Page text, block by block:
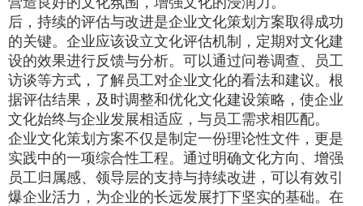
后，持续的评估与改进是企业文化策划方案取得成功
的关键。企业应该设立文化评估机制，定期对文化建
设的效果进行反馈与分析。可以通过问卷调查、员工
访谈等方式，了解员工对企业文化的看法和建议。根
据评估结果，及时调整和优化文化建设策略，使企业
文化始终与企业发展相适应，与员工需求相匹配。
企业文化策划方案不仅是制定一份理论性文件，更是
实践中的一项综合性工程。通过明确文化方向、增强
员工归属感、领导层的支持与持续改进，可以有效引
爆企业活力，为企业的长远发展打下坚实的基础。在